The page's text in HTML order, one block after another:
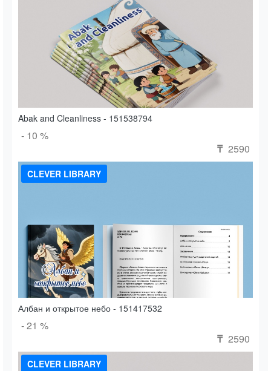
Abak and Cleanliness - 151538794
- 10 %
₸ 2590
CLEVER LIBRARY
Албан и открытое небо - 151417532
- 21 %
₸ 2590
CLEVER LIBRARY